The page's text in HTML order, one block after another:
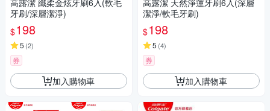
高露潔 纖柔金炫牙刷6入(軟毛
牙刷/深層潔淨)
$198
5 (2)
券
加入購物車
高露潔 天然淨蓮牙刷6入(深層
潔淨/軟毛牙刷)
$198
5 (4)
券
加入購物車